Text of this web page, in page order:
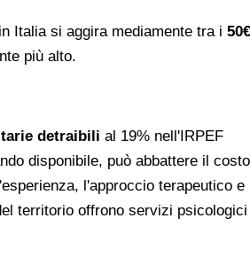
Italia si aggira mediamente tra i
più alto.
detraibili al 19% nell'IRPEF
disponibile, può abbattere il
l'approccio terapeutico
territorio offrono servizi